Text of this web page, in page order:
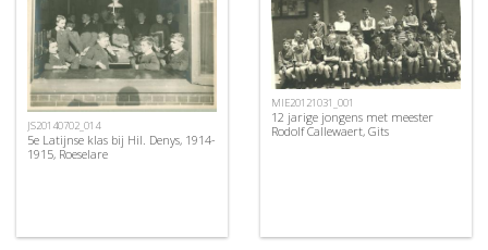
JS20140702_014
5e Latijnse klas bij Hil. Denys, 1914-
1915, Roeselare
MIE20121031_001
12 jarige jongens met meester
Rodolf Callewaert, Gits